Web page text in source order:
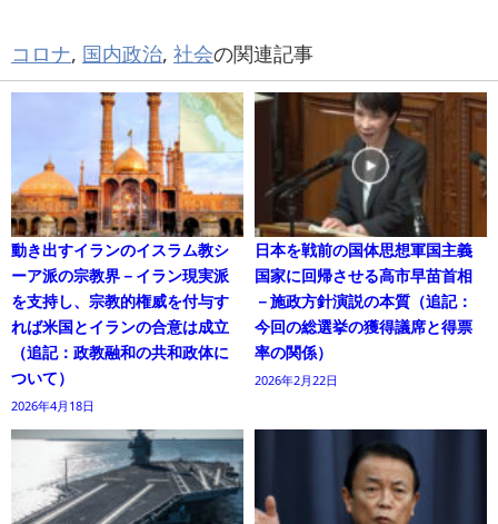
コロナ, 国内政治, 社会の関連記事
動き出すイランのイスラム教シ
ーア派の宗教界－イラン現実派
を支持し、宗教的権威を付与す
れば米国とイランの合意は成立
（追記：政教融和の共和政体に
ついて）
2026年4月18日
日本を戦前の国体思想軍国主義
国家に回帰させる高市早苗首相
－施政方針演説の本質（追記：
今回の総選挙の獲得議席と得票
率の関係）
2026年2月22日